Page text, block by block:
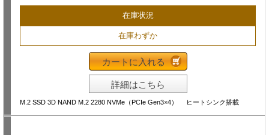
在庫状況
在庫わずか
カートに入れる
詳細はこちら
M.2 SSD 3D NAND M.2 2280 NVMe（PCIe Gen3×4） ヒートシンク搭載